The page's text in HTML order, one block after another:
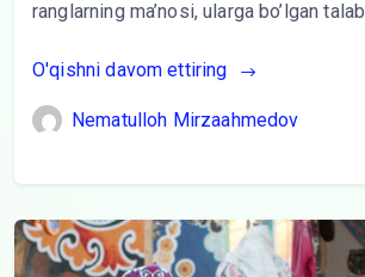
ranglarning ma’nosi, ularga bo’lgan talab
O'qishni davom ettiring
Nematulloh Mirzaahmedov